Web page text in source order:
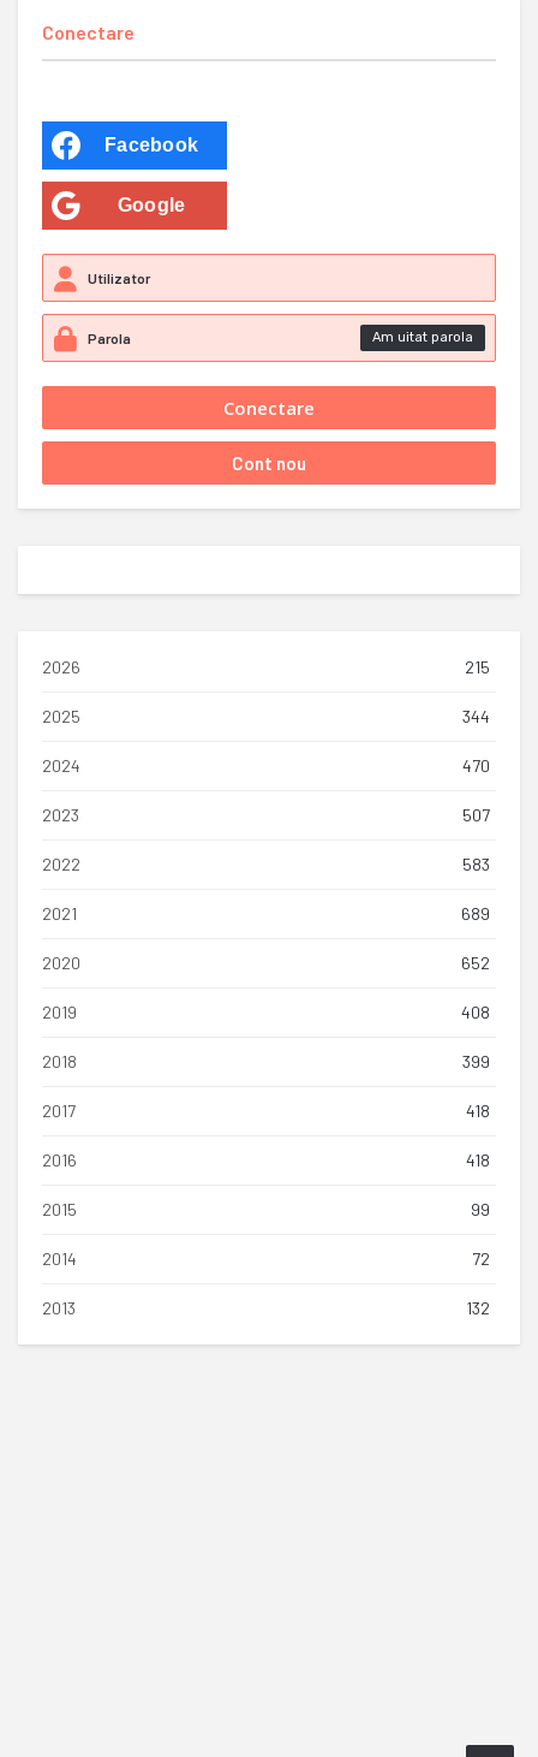
Conectare
Facebook
Google
Am uitat parola
2026 215
2025 344
2024 470
2023 507
2022 583
2021 689
2020 652
2019 408
2018 399
2017 418
2016 418
2015 99
2014 72
2013 132